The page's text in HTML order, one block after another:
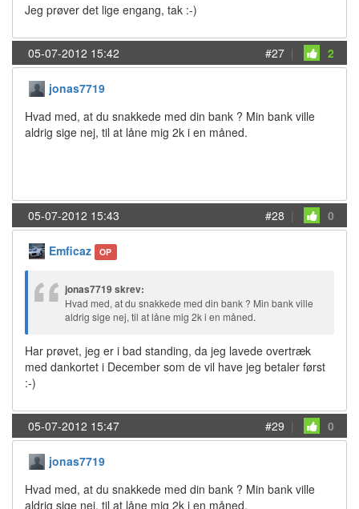
Jeg prøver det lige engang, tak :-)
05-07-2012 15:42 #27 | 2
jonas7719
Hvad med, at du snakkede med din bank ? Min bank ville
aldrig sige nej, til at låne mig 2k i en måned.
05-07-2012 15:43 #28 | 0
Emficaz OP
jonas7719 skrev:
Hvad med, at du snakkede med din bank ? Min bank ville
aldrig sige nej, til at låne mig 2k i en måned.
Har prøvet, jeg er i bad standing, da jeg lavede overtræk
med dankortet i December som de vil have jeg betaler først
:-)
05-07-2012 15:47 #29 | 0
jonas7719
Hvad med, at du snakkede med din bank ? Min bank ville
aldrig sige nej, til at låne mig 2k i en måned.